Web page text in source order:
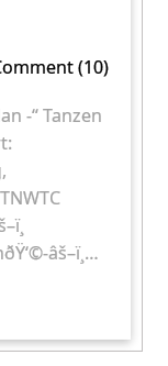
(10)
-“ Tanzen
âš–ï¸…